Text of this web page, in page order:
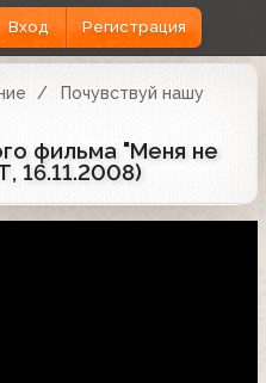
Вход Регистрация
Почувствуй нашу
фильма "Меня не
16.11.2008)